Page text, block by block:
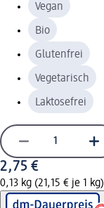
Vegan
Bio
Glutenfrei
Vegetarisch
Laktosefrei
2,75 €
0,13 kg (21,15 € je 1 kg)